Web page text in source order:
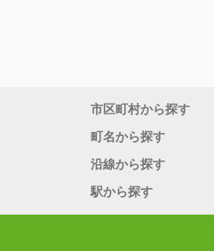
市区町村から探す
町名から探す
沿線から探す
駅から探す